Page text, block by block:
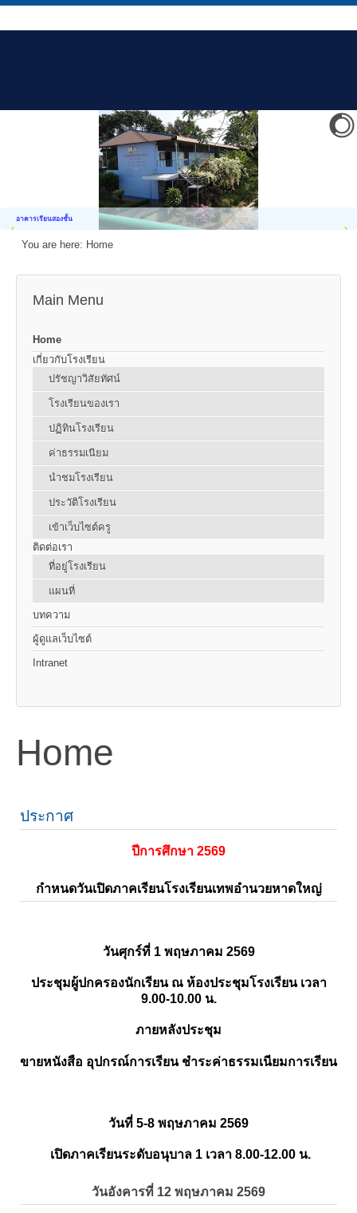
อาคารเรียนสองชั้น
You are here: Home
Main Menu
Home
เกี่ยวกับโรงเรียน
ปรัชญาวิสัยทัศน์
โรงเรียนของเรา
ปฏิทินโรงเรียน
ค่าธรรมเนียม
นำชมโรงเรียน
ประวัติโรงเรียน
เข้าเว็บไซต์ครู
ติดต่อเรา
ที่อยู่โรงเรียน
แผนที่
บทความ
ผู้ดูแลเว็บไซต์
Intranet
Home
ประกาศ
ปีการศึกษา 2569
กำหนดวันเปิดภาคเรียนโรงเรียนเทพอำนวยหาดใหญ่
วันศุกร์ที่ 1 พฤษภาคม 2569
ประชุมผู้ปกครองนักเรียน ณ ห้องประชุมโรงเรียน เวลา
9.00-10.00 น.
ภายหลังประชุม
ขายหนังสือ อุปกรณ์การเรียน ชำระค่าธรรมเนียมการเรียน
วันที่ 5-8 พฤษภาคม 2569
เปิดภาคเรียนระดับอนุบาล 1 เวลา 8.00-12.00 น.
วันอังคารที่ 12 พฤษภาคม 2569